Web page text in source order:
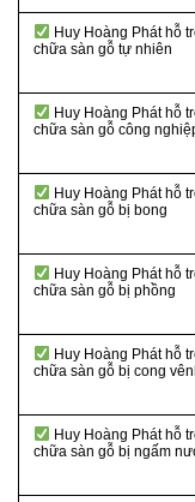
Huy Hoàng Phát hỗ
chữa sàn gỗ tự nhiên
Huy Hoàng Phát hỗ
chữa sàn gỗ công
Huy Hoàng Phát hỗ
chữa sàn gỗ bị bong
Huy Hoàng Phát hỗ
chữa sàn gỗ bị phồng
Huy Hoàng Phát hỗ
chữa sàn gỗ bị cong
Huy Hoàng Phát hỗ
chữa sàn gỗ bị ngấm